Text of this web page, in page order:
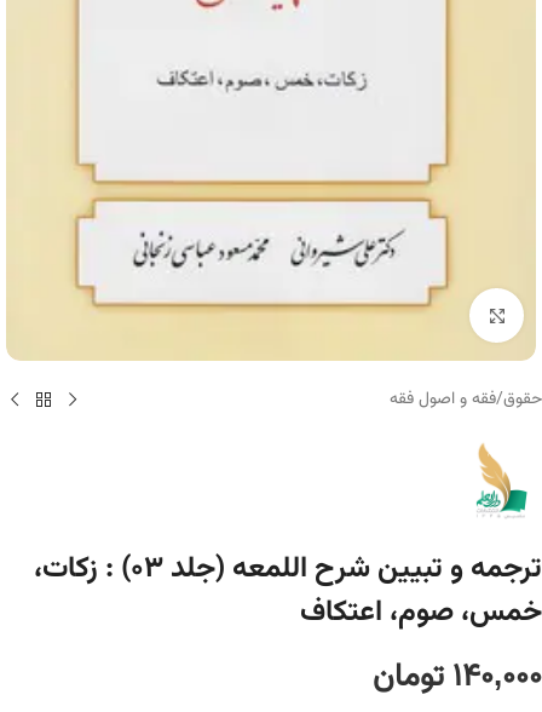
برای بزرگنمایی کلیک کنید
حقوق/فقه و اصول فقه
ترجمه و تبیین شرح اللمعه (جلد ۰۳) : زکات،
خمس، صوم، اعتکاف
140,000تومان